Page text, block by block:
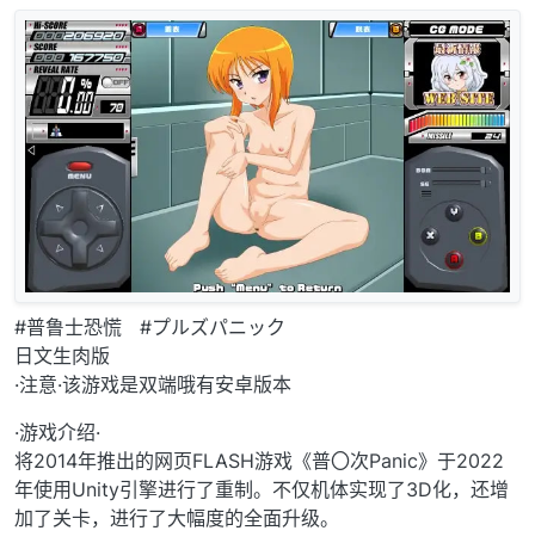
#普鲁士恐慌 #プルズパニック
日文生肉版
·注意·该游戏是双端哦有安卓版本
·游戏介绍·
将2014年推出的网页FLASH游戏《普〇次Panic》于2022
年使用Unity引擎进行了重制。不仅机体实现了3D化，还增
加了关卡，进行了大幅度的全面升级。